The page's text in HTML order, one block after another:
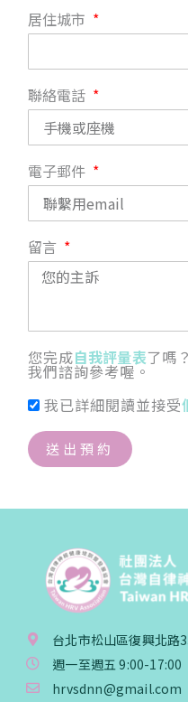
居住城市
聯絡電話
電子郵件
留言
您完成自我評量表了嗎
我們諮詢參考喔。
我已詳細閱讀並接受
送出預約
台北市松山區復興北路
週一至週五 9:00-17:00
hrvsdnn@gmail.com